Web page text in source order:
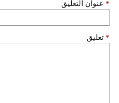
عنوان التعليق *
تعليق *